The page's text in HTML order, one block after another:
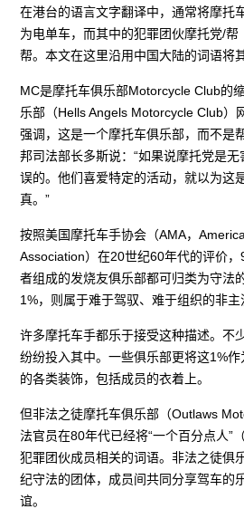
在港台的语言文字翻译中，通常将摩托
为电单车，而其中的犯罪团伙摩托党/
帮。本文在这里沿用中国大陆的词语将
MC是摩托车俱乐部Motorcycle Club的
乐部（Hells Angels Motorcycle Club）
强调，这是一个摩托车俱乐部，而不是
邦司法部长多斯说：“如果说摩托党是
误的。他们喜爱特定的活动，就以为这
真。”
按照美国摩托车手协会（AMA，
Association）在20世纪60年代的评价
者组成的发烧友俱乐部都可归类为守法
1%，则属于难于驾驭、难于组织的非主
许多摩托车手都乐于接受这种描述。不
纷纷投入其中。一些俱乐部更将这1%
的各类装饰，包括成员的衣着上。
但非法之徒摩托车俱乐部（Outlaws
法官员在80年代已经将“一个百分点人”
犯罪团伙成员相关的词语。非法之徒俱
纪守法的团体，成员间共同分享驾车的
谊。